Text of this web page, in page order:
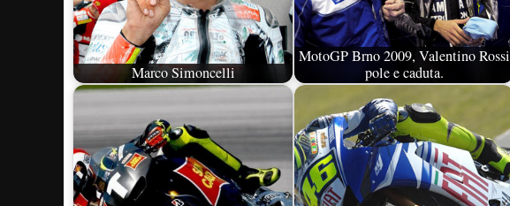
Marco Simoncelli
MotoGP Brno 2009, Valentino Rossi
pole e caduta.